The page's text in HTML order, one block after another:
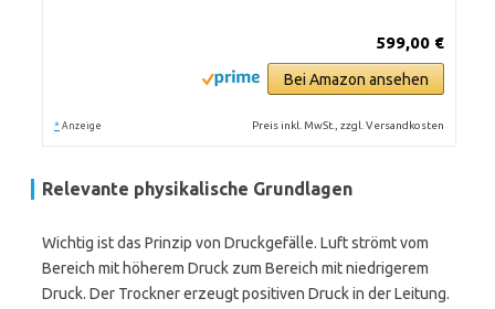
599,00 €
Bei Amazon ansehen
* Anzeige Preis inkl. MwSt., zzgl. Versandkosten
Relevante physikalische Grundlagen
Wichtig ist das Prinzip von Druckgefälle. Luft strömt vom
Bereich mit höherem Druck zum Bereich mit niedrigerem
Druck. Der Trockner erzeugt positiven Druck in der Leitung.